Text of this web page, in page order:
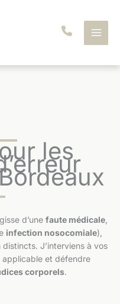
les
d’une faute médicale,
infection nosocomiale),
J’interviens à vos
et défendre
corporels.